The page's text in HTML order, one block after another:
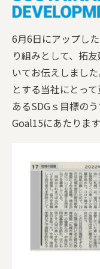
パッシブ換気
保証とサポート
施工事例
会社案内
リフォーム／リ
ブログ
お問い合わせ
6月6日にアップし
り組みとして、拓
いてお伝えしまし
とする当社にとっ
あるSDGｓ目標の
Goal15にあたります